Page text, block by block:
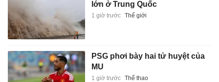
lớn ở Trung Quốc
1 giờ trước Thế giới
PSG phơi bày hai tử huyệt của
MU
1 giờ trước Thể thao